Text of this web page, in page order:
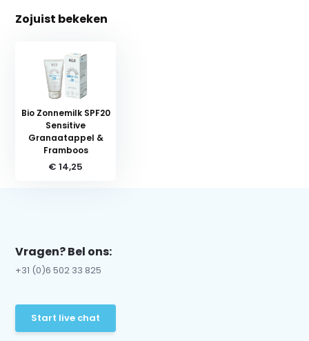
Zojuist bekeken
Bio Zonnemilk SPF20
Sensitive
Granaatappel &
Framboos
€ 14,25
Vragen? Bel ons:
+31 (0)6 502 33 825
Start live chat